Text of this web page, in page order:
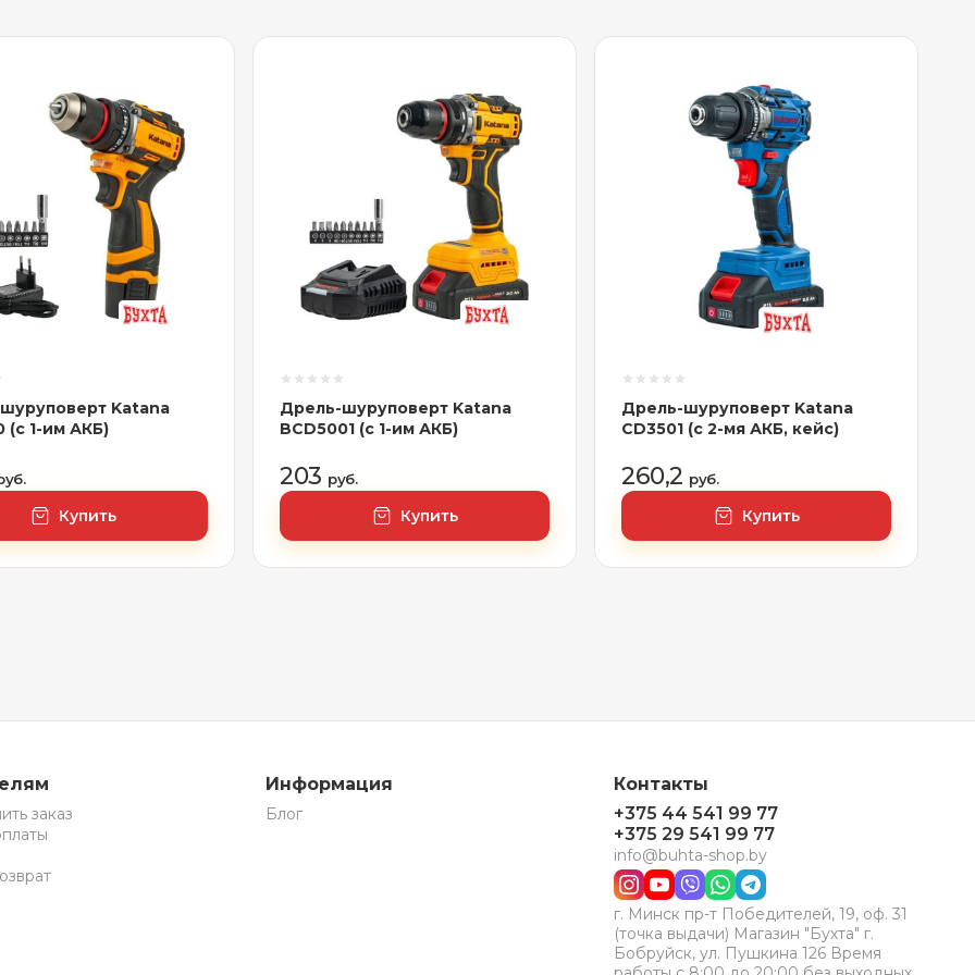
Katana
(с 1-им АКБ)
Купить
Дрель-шуруповерт Katana
BCD5001 (с 1-им АКБ)
203 руб.
Купить
Дрель-шуруповерт Katana
CD3501 (с 2-мя АКБ, кейс)
260,2 руб.
Купить
заказ
Информация
Блог
Контакты
+375 44 541 99 77
+375 29 541 99 77
info@buhta-shop.by
г. Минск пр-т Победителей, 19, оф. 31
(точка выдачи) Магазин "Бухта" г.
Бобруйск, ул. Пушкина 126 Время